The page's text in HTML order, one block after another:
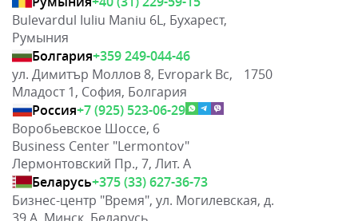
Bulevardul Iuliu Maniu 6L, Бухарест,
Румыния
Болгария+359 249-044-46
ул. Димитър Моллов 8, Evropark Bc, 1750
Младост 1, София, Болгария
Россия+7 (925) 523-06-29
Воробьевское Шоссе, 6
Business Center "Lermontov"
Лермонтовский Пр., 7, Лит. А
Беларусь+375 (33) 627-36-73
Бизнес-центр "Время", ул. Могилевская, д.